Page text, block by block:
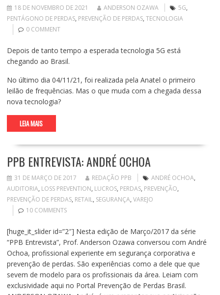
18 DE NOVEMBRO DE 2021 ANDERSON OZAWA 5G,
PENTÁGONO DE PERDAS, PREVENÇÃO DE PERDAS, TECNOLOGIA
0 COMMENT
Depois de tanto tempo a esperada tecnologia 5G está
chegando ao Brasil.
No último dia 04/11/21, foi realizada pela Anatel o primeiro
leilão de frequências. Mas o que muda com a chegada dessa
nova tecnologia?
LEIA MAIS
PPB ENTREVISTA: ANDRÉ OCHOA
31 DE MARÇO DE 2017 REDAÇÃO PPB ANDRÉ OCHOA,
AUDITORIA, LOSS PREVENTION, LUCROS, PERDAS, PREVENÇÃO,
PREVENÇÃO DE PERDAS, RETAIL, SEGURANÇA, VAREJO
10 COMMENTS
[huge_it_slider id=”2″] Nesta edição de Março/2017 da série
“PPB Entrevista”, Prof. Anderson Ozawa conversou com André
Ochoa, profissional experiente em segurança corporativa e
prevenção de perdas. São experiências como a dele que que
sevem de modelo para os profissionais da área. Leiam com
exclusividade aqui no Portal Prevenção de Perdas Brasil.